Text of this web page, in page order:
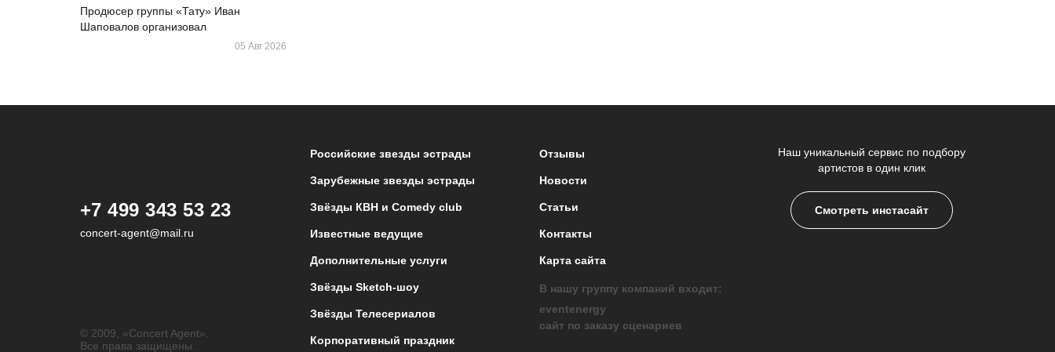
Продюсер группы «Тату» Иван
Шаповалов организовал
05 Авг 2026
+7 499 343 53 23
concert-agent@mail.ru
© 2009, «Concert Agent».
Все права защищены.
Российские звезды эстрады
Зарубежные звезды эстрады
Звёзды КВН и Comedy club
Известные ведущие
Дополнительные услуги
Звёзды Sketch-шоу
Звёзды Телесериалов
Корпоративный праздник
Отзывы
Новости
Статьи
Контакты
Карта сайта
Наш уникальный сервис по подбору
артистов в один клик
Смотреть инстасайт
В нашу группу компаний входит:
eventenergy
сайт по заказу сценариев